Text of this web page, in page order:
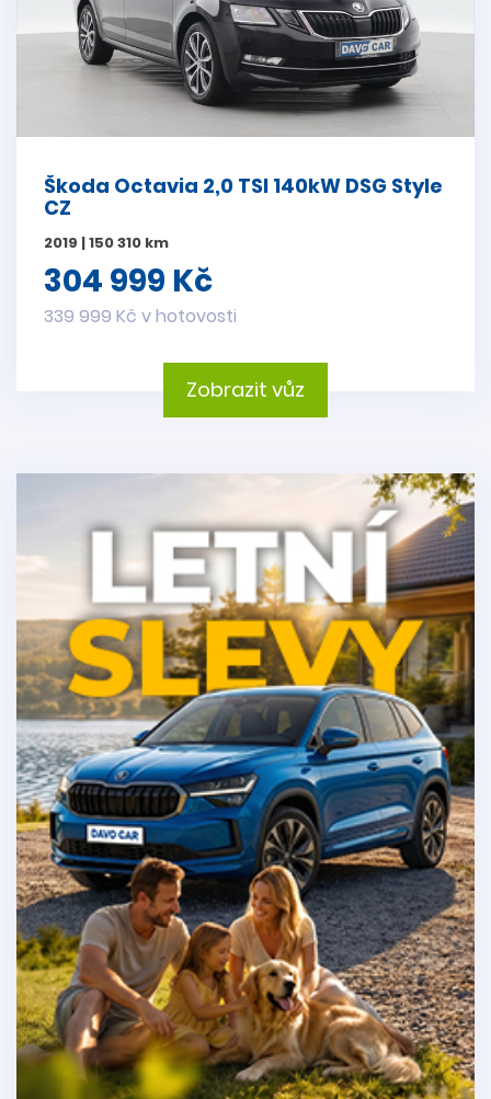
Škoda Octavia 2,0 TSI 140kW DSG Style
CZ
2019 | 150 310 km
304 999 Kč
339 999 Kč v hotovosti
Zobrazit vůz